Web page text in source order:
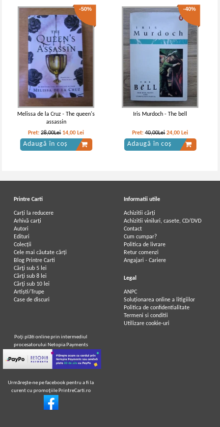
-50%
Melissa de la Cruz - The queen's
assassin
Pret:28,00Lei 14,00 Lei
Adaugă în coș
-40%
Iris Murdoch - The bell
Pret:40,00Lei 24,00 Lei
Adaugă în coș
Printre Carti
Carți la reducere
Arhivă carți
Autori
Edituri
Colecții
Cele mai căutate cărți
Blog Printre Carti
Cărţi sub 5 lei
Cărţi sub 8 lei
Cărţi sub 10 lei
Artiști/Trupe
Case de discuri
Informatii utile
Achizitii cărți
Achizitii viniluri, casete, CD/DVD
Contact
Cum cumpar?
Politica de livrare
Retur comenzi
Angajari - Cariere
Legal
ANPC
Soluționarea online a litigiilor
Politica de confidentialitate
Termeni si conditii
Utilizare cookie-uri
Poţi plăti online prin intermediul
procesatorului Netopia Payments
Urmăreşte-ne pe facebook pentru a fi la
curent cu promoţiile PrintreCarti.ro